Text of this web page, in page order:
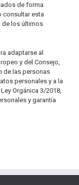
de forma
consultar esta
de los últimos
adaptarse al
y del Consejo,
de las personas
personales y a la
Orgánica 3/2018,
y garantía